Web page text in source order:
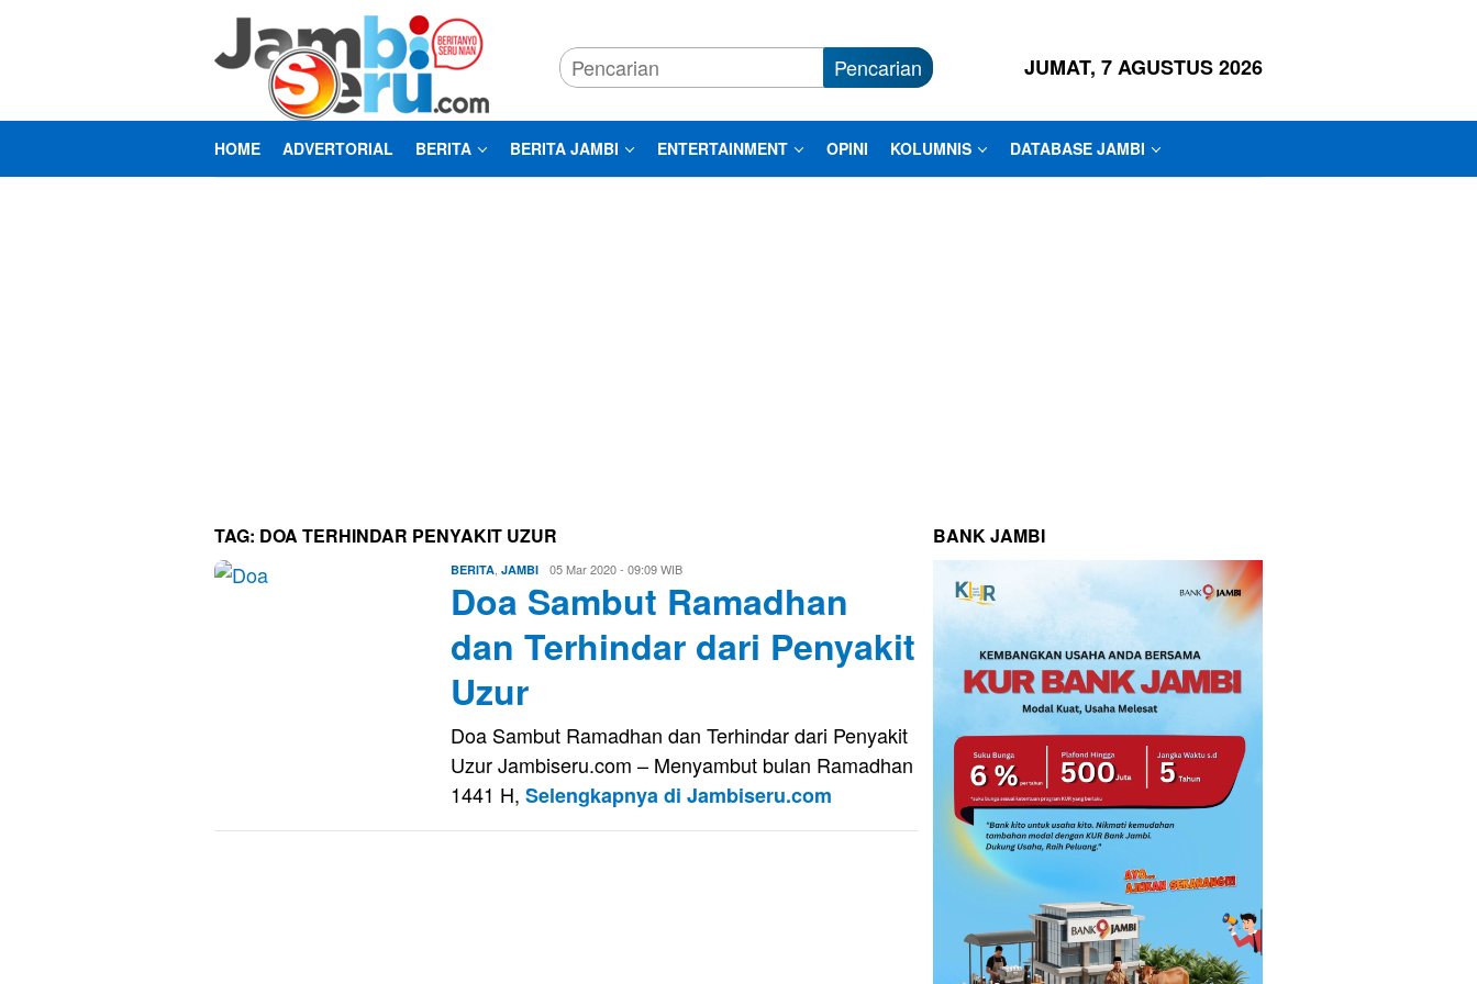
Pencarian JUMAT, 7 AGUSTUS 2026
HOME ADVERTORIAL BERITA BERITA JAMBI ENTERTAINMENT OPINI KOLUMNIS DATABASE JAMBI
TAG: DOA TERHINDAR PENYAKIT UZUR
BERITA JAMBI Evo
Kusnady
05 Mar 2020 - 09:09 WIB
Doa Sambut Ramadhan
dan Terhindar dari Penyakit
Uzur
Doa Sambut Ramadhan dan Terhindar dari Penyakit
Uzur Jambiseru.com – Menyambut bulan Ramadhan
1441 H, Selengkapnya di Jambiseru.com
BANK JAMBI